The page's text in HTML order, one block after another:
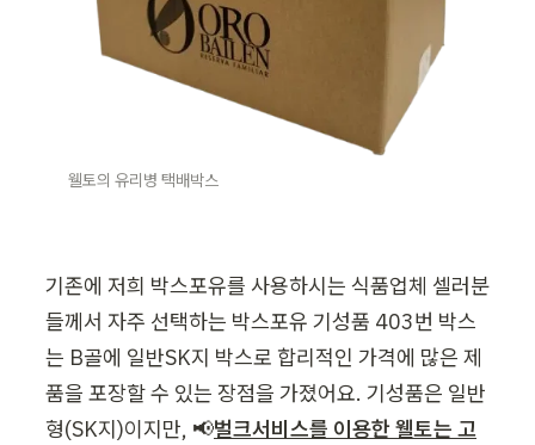
웰토의 유리병 택배박스
기존에 저희 박스포유를 사용하시는 식품업체 셀러분
들께서 자주 선택하는 박스포유 기성품 403번 박스
는 B골에 일반SK지 박스로 합리적인 가격에 많은 제
품을 포장할 수 있는 장점을 가졌어요. 기성품은 일반
형(SK지)이지만, 📢벌크서비스를 이용한 웰토는 고